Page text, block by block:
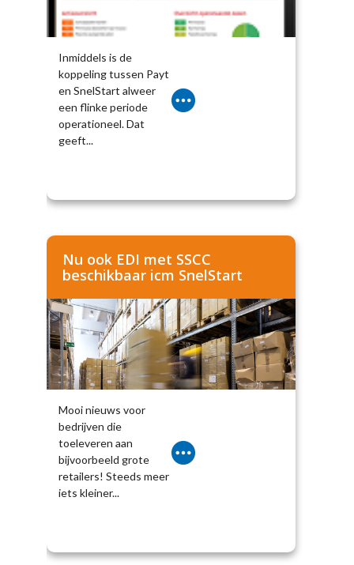
Inmiddels is de
koppeling tussen Payt
en SnelStart alweer
een flinke periode
operationeel. Dat
geeft...
Nu ook EDI met SSCC
beschikbaar icm SnelStart
Mooi nieuws voor
bedrijven die
toeleveren aan
bijvoorbeeld grote
retailers! Steeds meer
iets kleiner...